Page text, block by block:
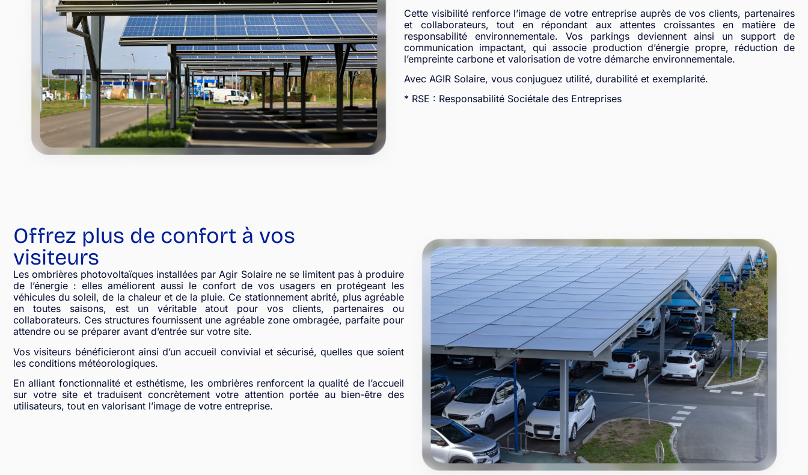
Cette visibilité renforce l’image de votre entreprise auprès de vos clients, partenaires
et collaborateurs, tout en répondant aux attentes croissantes en matière de
responsabilité environnementale. Vos parkings deviennent ainsi un support de
communication impactant, qui associe production d’énergie propre, réduction de
l’empreinte carbone et valorisation de votre démarche environnementale.
Avec AGIR Solaire, vous conjuguez utilité, durabilité et exemplarité.
* RSE : Responsabilité Sociétale des Entreprises
Offrez plus de confort à vos
visiteurs
Les ombrières photovoltaïques installées par Agir Solaire ne se limitent pas à produire
de l’énergie : elles améliorent aussi le confort de vos usagers en protégeant les
véhicules du soleil, de la chaleur et de la pluie. Ce stationnement abrité, plus agréable
en toutes saisons, est un véritable atout pour vos clients, partenaires ou
collaborateurs. Ces structures fournissent une agréable zone ombragée, parfaite pour
attendre ou se préparer avant d’entrée sur votre site.
Vos visiteurs bénéficieront ainsi d’un accueil convivial et sécurisé, quelles que soient
les conditions météorologiques.
En alliant fonctionnalité et esthétisme, les ombrières renforcent la qualité de l’accueil
sur votre site et traduisent concrètement votre attention portée au bien-être des
utilisateurs, tout en valorisant l’image de votre entreprise.